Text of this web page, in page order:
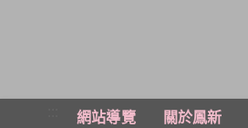
主
網站導覽 關於鳳新